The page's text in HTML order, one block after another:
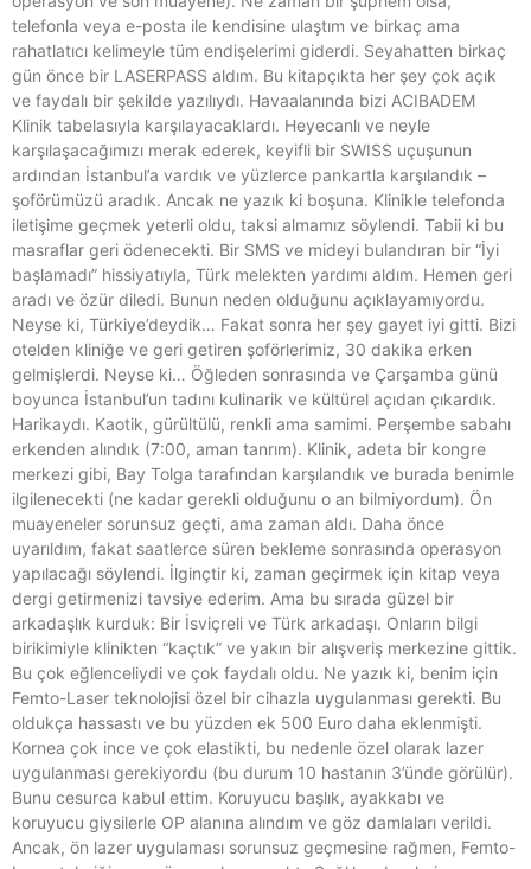
telefonla veya e-posta ile kendisine ulaştım ve birkaç ama
rahatlatıcı kelimeyle tüm endişelerimi giderdi. Seyahatten birkaç
gün önce bir LASERPASS aldım. Bu kitapçıkta her şey çok açık
ve faydalı bir şekilde yazılıydı. Havaalanında bizi ACIBADEM
Klinik tabelasıyla karşılayacaklardı. Heyecanlı ve neyle
karşılaşacağımızı merak ederek, keyifli bir SWISS uçuşunun
ardından İstanbul’a vardık ve yüzlerce pankartla karşılandık –
şoförümüzü aradık. Ancak ne yazık ki boşuna. Klinikle telefonda
iletişime geçmek yeterli oldu, taksi almamız söylendi. Tabii ki bu
masraflar geri ödenecekti. Bir SMS ve mideyi bulandıran bir “İyi
başlamadı” hissiyatıyla, Türk melekten yardımı aldım. Hemen geri
aradı ve özür diledi. Bunun neden olduğunu açıklayamıyordu.
Neyse ki, Türkiye’deydik… Fakat sonra her şey gayet iyi gitti. Bizi
otelden kliniğe ve geri getiren şoförlerimiz, 30 dakika erken
gelmişlerdi. Neyse ki… Öğleden sonrasında ve Çarşamba günü
boyunca İstanbul’un tadını kulinarik ve kültürel açıdan çıkardık.
Harikaydı. Kaotik, gürültülü, renkli ama samimi. Perşembe sabahı
erkenden alındık (7:00, aman tanrım). Klinik, adeta bir kongre
merkezi gibi, Bay Tolga tarafından karşılandık ve burada benimle
ilgilenecekti (ne kadar gerekli olduğunu o an bilmiyordum). Ön
muayeneler sorunsuz geçti, ama zaman aldı. Daha önce
uyarıldım, fakat saatlerce süren bekleme sonrasında operasyon
yapılacağı söylendi. İlginçtir ki, zaman geçirmek için kitap veya
dergi getirmenizi tavsiye ederim. Ama bu sırada güzel bir
arkadaşlık kurduk: Bir İsviçreli ve Türk arkadaşı. Onların bilgi
birikimiyle klinikten “kaçtık” ve yakın bir alışveriş merkezine gittik.
Bu çok eğlenceliydi ve çok faydalı oldu. Ne yazık ki, benim için
Femto-Laser teknolojisi özel bir cihazla uygulanması gerekti. Bu
oldukça hassastı ve bu yüzden ek 500 Euro daha eklenmişti.
Kornea çok ince ve çok elastikti, bu nedenle özel olarak lazer
uygulanması gerekiyordu (bu durum 10 hastanın 3’ünde görülür).
Bunu cesurca kabul ettim. Koruyucu başlık, ayakkabı ve
koruyucu giysilerle OP alanına alındım ve göz damlaları verildi.
Ancak, ön lazer uygulaması sorunsuz geçmesine rağmen, Femto-